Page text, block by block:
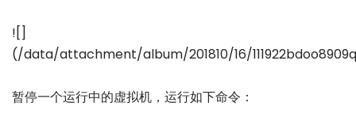
![]
(/data/attachment/album/201810/16/
暂停一个运行中的虚拟机，运行如下命令：